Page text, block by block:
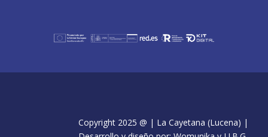
Copyright 2025 @ | La Cayetana (Lucena) |